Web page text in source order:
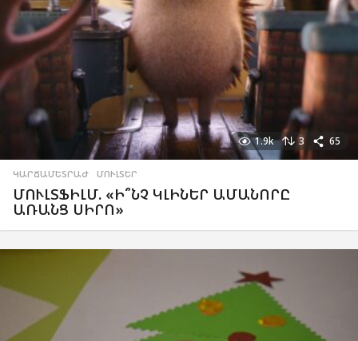
1.9k 3 65
ԿԱՐՃԱՄԵՏՐԱԺ ,ՄՈՒԼՏԵՐ
ՄՈՒԼՏՖԻԼՄ. «Ի՞ՆՉ ԿԼԻՆԵՐ ԱՄԱՆՈՐԸ
ԱՌԱՆՑ ՍԻՐՈ»